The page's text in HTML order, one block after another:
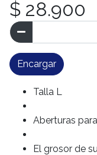
$ 28.900
Encargar
Talla L
Aberturas
El grosor de